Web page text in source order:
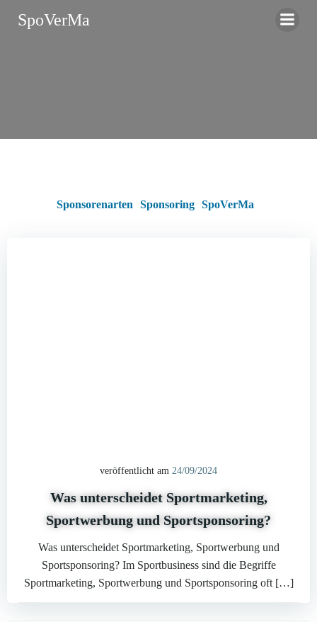
SpoVerMa
Sponsorenarten Sponsoring SpoVerMa
veröffentlicht am 24/09/2024
Was unterscheidet Sportmarketing,
Sportwerbung und Sportsponsoring?
Was unterscheidet Sportmarketing, Sportwerbung und
Sportsponsoring? Im Sportbusiness sind die Begriffe
Sportmarketing, Sportwerbung und Sportsponsoring oft […]